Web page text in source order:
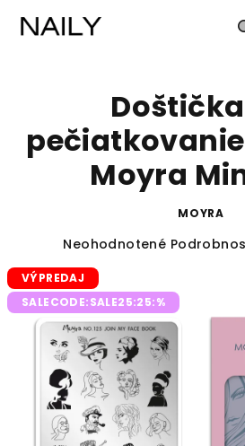
Moyra
MOYRA
Priemerné
produktu
je
0,0
z
5
hviezdičiek.
Neohodnotené
VÝPREDAJ
SALECODE:SALE25:25:%